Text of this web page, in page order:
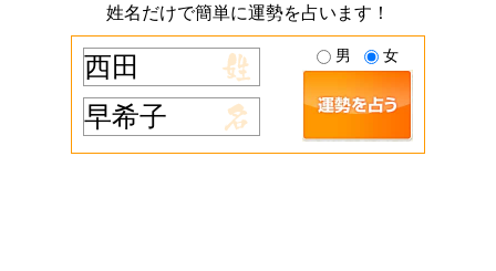
姓名だけで簡単に運勢を占います！
男 女